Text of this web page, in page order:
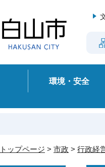
環境・安全
トップページ > 市政 > 行政経